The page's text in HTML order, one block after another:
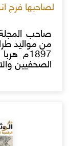
لصاحبها فرح
صاحب
1897م
الصحفيين